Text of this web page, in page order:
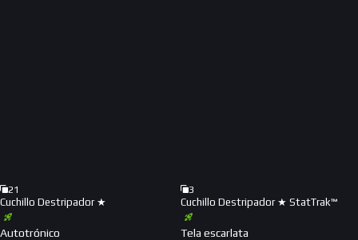
21
Cuchillo Destripador ★
Autotrónico
3
Cuchillo Destripador ★ StatTrak™
Tela escarlata